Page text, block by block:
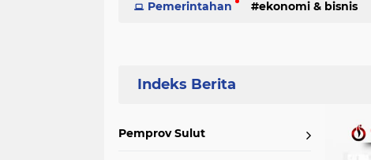
Nasional Advetorial Terpopuler
Pemerintahan ekonomi & bisnis
Pemprov Sulut